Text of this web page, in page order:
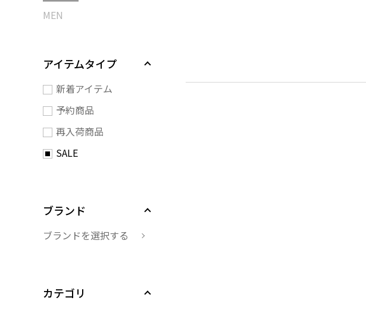
MEN
アイテムタイプ
新着アイテム
予約商品
再入荷商品
SALE
ブランド
ブランドを選択する
カテゴリ